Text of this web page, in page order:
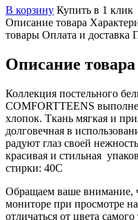
В корзину Купить в 1 клик
Описание товара
товары Оплата и доставка
Описание товара
Коллекция постельного
COMFORTTEENS
хлопок. Ткань мягкая и
долговечная в
радуют глаз своей
красивая и стильная
стирки: 40С
Обращаем ваше внимание,
мониторе при просмотре
отличаться от цвета самого